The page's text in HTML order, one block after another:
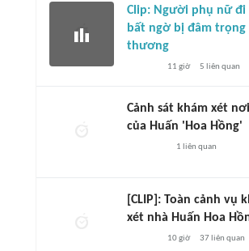
Clip: Người phụ nữ đi
bất ngờ bị đâm trọng
thương
11 giờ 5 liên quan
Cảnh sát khám xét
của Huấn 'Hoa Hồng'
1 liên quan
[CLIP]: Toàn cảnh vụ
xét nhà Huấn Hoa
10 giờ 37liên quan